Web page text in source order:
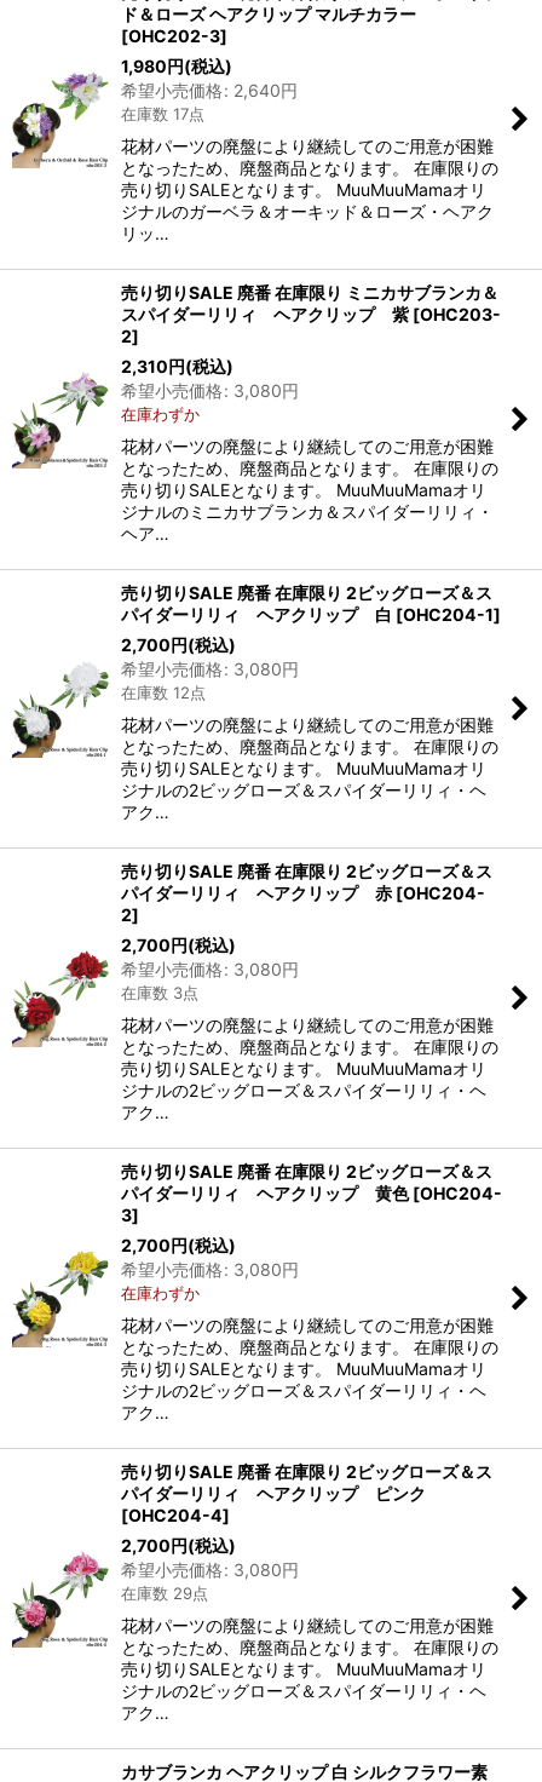
ド＆ローズ ヘアクリップ マルチカラー
[OHC202-3]
1,980円(税込)
希望小売価格: 2,640円
在庫数 17点
花材パーツの廃盤により継続してのご用意が困難
となったため、廃盤商品となります。 在庫限りの
売り切りSALEとなります。 MuuMuuMamaオリ
ジナルのガーベラ＆オーキッド＆ローズ・ヘアク
リッ…
売り切りSALE 廃番 在庫限り ミニカサブランカ＆
スパイダーリリィ ヘアクリップ 紫 [OHC203-
2]
2,310円(税込)
希望小売価格: 3,080円
在庫わずか
花材パーツの廃盤により継続してのご用意が困難
となったため、廃盤商品となります。 在庫限りの
売り切りSALEとなります。 MuuMuuMamaオリ
ジナルのミニカサブランカ＆スパイダーリリィ・
ヘア…
売り切りSALE 廃番 在庫限り 2ビッグローズ＆ス
パイダーリリィ ヘアクリップ 白 [OHC204-1]
2,700円(税込)
希望小売価格: 3,080円
在庫数 12点
花材パーツの廃盤により継続してのご用意が困難
となったため、廃盤商品となります。 在庫限りの
売り切りSALEとなります。 MuuMuuMamaオリ
ジナルの2ビッグローズ＆スパイダーリリィ・ヘ
アク…
売り切りSALE 廃番 在庫限り 2ビッグローズ＆ス
パイダーリリィ ヘアクリップ 赤 [OHC204-
2]
2,700円(税込)
希望小売価格: 3,080円
在庫数 3点
花材パーツの廃盤により継続してのご用意が困難
となったため、廃盤商品となります。 在庫限りの
売り切りSALEとなります。 MuuMuuMamaオリ
ジナルの2ビッグローズ＆スパイダーリリィ・ヘ
アク…
売り切りSALE 廃番 在庫限り 2ビッグローズ＆ス
パイダーリリィ ヘアクリップ 黄色 [OHC204-
3]
2,700円(税込)
希望小売価格: 3,080円
在庫わずか
花材パーツの廃盤により継続してのご用意が困難
となったため、廃盤商品となります。 在庫限りの
売り切りSALEとなります。 MuuMuuMamaオリ
ジナルの2ビッグローズ＆スパイダーリリィ・ヘ
アク…
売り切りSALE 廃番 在庫限り 2ビッグローズ＆ス
パイダーリリィ ヘアクリップ ピンク
[OHC204-4]
2,700円(税込)
希望小売価格: 3,080円
在庫数 29点
花材パーツの廃盤により継続してのご用意が困難
となったため、廃盤商品となります。 在庫限りの
売り切りSALEとなります。 MuuMuuMamaオリ
ジナルの2ビッグローズ＆スパイダーリリィ・ヘ
アク…
カサブランカ ヘアクリップ 白 シルクフラワー素